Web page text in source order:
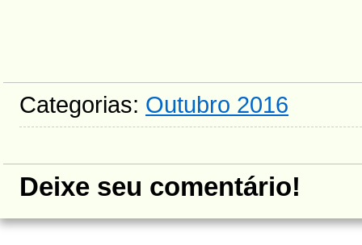
Categorias: Outubro 2016
Deixe seu comentário!